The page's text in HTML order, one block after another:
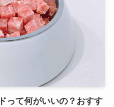
って何がいいの？おすす